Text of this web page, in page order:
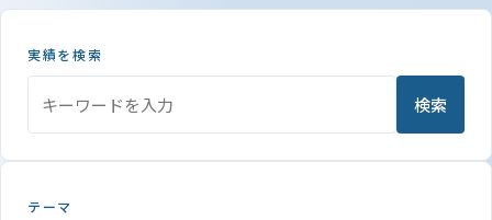
実績を検索
検索
テーマ